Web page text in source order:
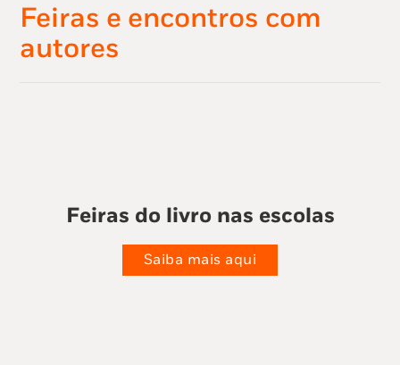
Feiras e encontros com
autores
Feiras do livro nas escolas
Saiba mais aqui